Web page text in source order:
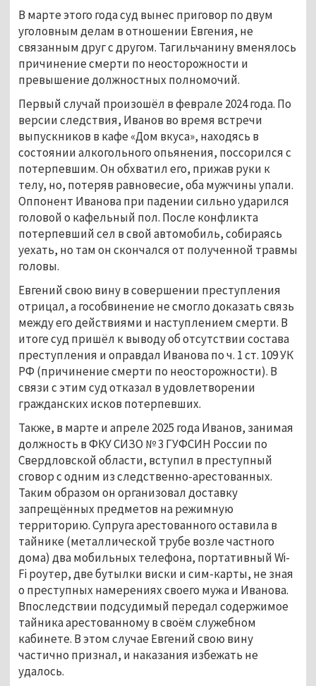
В марте этого года суд вынес приговор по двум
уголовным делам в отношении Евгения, не
связанным друг с другом. Тагильчанину вменялось
причинение смерти по неосторожности и
превышение должностных полномочий.
Первый случай произошёл в феврале 2024 года. По
версии следствия, Иванов во время встречи
выпускников в кафе «Дом вкуса», находясь в
состоянии алкогольного опьянения, поссорился с
потерпевшим. Он обхватил его, прижав руки к
телу, но, потеряв равновесие, оба мужчины упали.
Оппонент Иванова при падении сильно ударился
головой о кафельный пол. После конфликта
потерпевший сел в свой автомобиль, собираясь
уехать, но там он скончался от полученной травмы
головы.
Евгений свою вину в совершении преступления
отрицал, а гособвинение не смогло доказать связь
между его действиями и наступлением смерти. В
итоге суд пришёл к выводу об отсутствии состава
преступления и оправдал Иванова по ч. 1 ст. 109 УК
РФ (причинение смерти по неосторожности). В
связи с этим суд отказал в удовлетворении
гражданских исков потерпевших.
Также, в марте и апреле 2025 года Иванов, занимая
должность в ФКУ СИЗО № 3 ГУФСИН России по
Свердловской области, вступил в преступный
сговор с одним из следственно-арестованных.
Таким образом он организовал доставку
запрещённых предметов на режимную
территорию. Супруга арестованного оставила в
тайнике (металлической трубе возле частного
дома) два мобильных телефона, портативный Wi-
Fi роутер, две бутылки виски и сим-карты, не зная
о преступных намерениях своего мужа и Иванова.
Впоследствии подсудимый передал содержимое
тайника арестованному в своём служебном
кабинете. В этом случае Евгений свою вину
частично признал, и наказания избежать не
удалось.